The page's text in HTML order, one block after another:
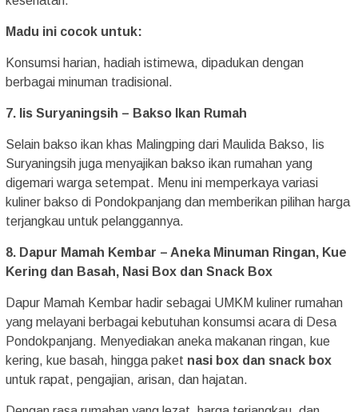
Madu ini cocok untuk:
Konsumsi harian, hadiah istimewa, dipadukan dengan
berbagai minuman tradisional.
7. Iis Suryaningsih – Bakso Ikan Rumah
Selain bakso ikan khas Malingping dari Maulida Bakso, Iis
Suryaningsih juga menyajikan bakso ikan rumahan yang
digemari warga setempat. Menu ini memperkaya variasi
kuliner bakso di Pondokpanjang dan memberikan pilihan harga
terjangkau untuk pelanggannya.
8. Dapur Mamah Kembar – Aneka Minuman Ringan, Kue
Kering dan Basah, Nasi Box dan Snack Box
Dapur Mamah Kembar hadir sebagai UMKM kuliner rumahan
yang melayani berbagai kebutuhan konsumsi acara di Desa
Pondokpanjang. Menyediakan aneka makanan ringan, kue
kering, kue basah, hingga paket nasi box dan snack box
untuk rapat, pengajian, arisan, dan hajatan.